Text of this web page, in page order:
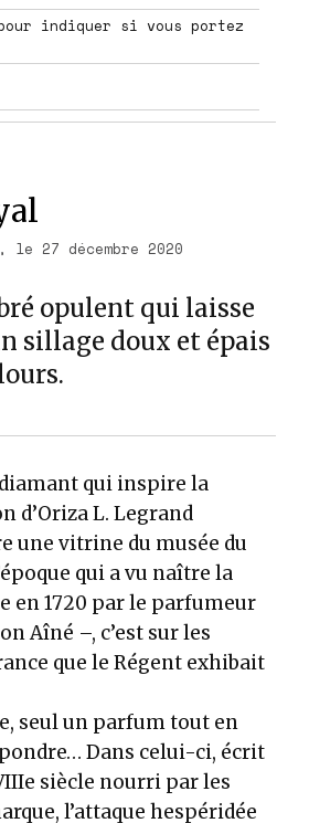
indiquer si vous portez
, le 27 décembre 2020
opulent qui laisse
sillage doux et épais
qui inspire la
d’Oriza L. Legrand
une vitrine du musée du
qui a vu naître la
en 1720 par le parfumeur
Aîné –, c’est sur les
que le Régent exhibait
seul un parfum tout en
Dans celui-ci, écrit
siècle nourri par les
l’attaque hespéridée